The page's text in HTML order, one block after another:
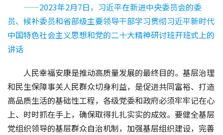
——2023年2月7日，习近平在新进中央委员会的委
员、候补委员和省部级主要领导干部学习贯彻习近平新时代
中国特色社会主义思想和党的二十大精神研讨班开班式上的
讲话
人民幸福安康是推动高质量发展的最终目的。基层治理
和民生保障事关人民群众切身利益，是促进共同富裕、打造
高品质生活的基础性工程，各级党委和政府必须牢牢记在心
上、时时抓在手上，确保取得扎扎实实的成效。要健全基层
党组织领导的基层群众自治机制，加强基层组织建设，完善